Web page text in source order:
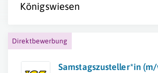
Königswiesen
Direktbewerbung
Samstagszusteller*in